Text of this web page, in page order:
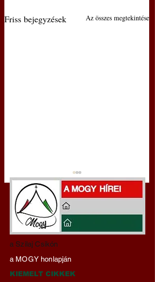
Friss bejegyzések Az összes megtekintése
A háború kisiklott, a
diplomáciának nem
maradt tere (Alastair
Crooke jegyzete)
a Szilaj Csikón
a MOGY honlapján
KIEMELT CIKKEK